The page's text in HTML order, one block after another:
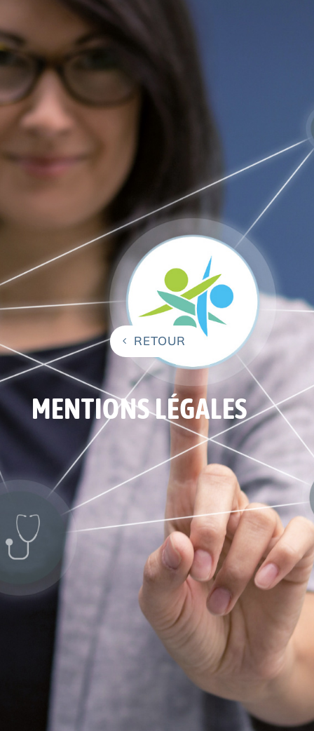
RETOUR
MENTIONS LÉGALES